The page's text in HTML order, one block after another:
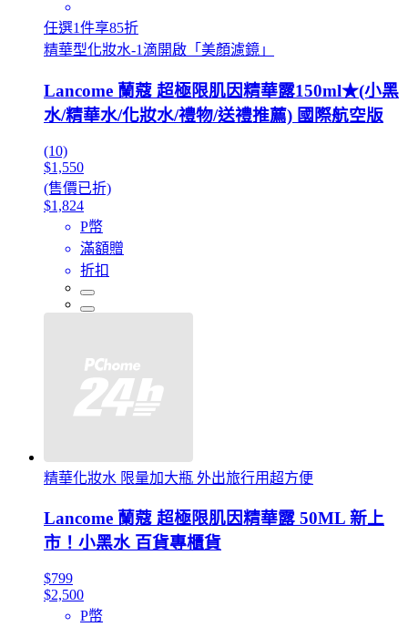
任選1件享85折
精華型化妝水-1滴開啟「美顏濾鏡」
Lancome 蘭蔻 超極限肌因精華露150ml★(小黑
水/精華水/化妝水/禮物/送禮推薦) 國際航空版
(10)
$1,550
(售價已折)
$1,824
P幣
滿額贈
折扣
精華化妝水 限量加大瓶 外出旅行用超方便
Lancome 蘭蔻 超極限肌因精華露 50ML 新上
市！小黑水 百貨專櫃貨
$799
$2,500
P幣